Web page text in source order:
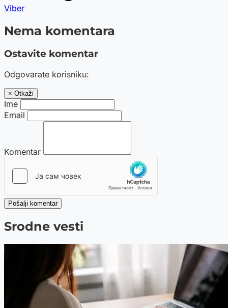
Viber
Nema komentara
Ostavite komentar
Odgovarate korisniku:
× Otkaži
Ime
Email
Komentar
Pošalji komentar
Srodne vesti